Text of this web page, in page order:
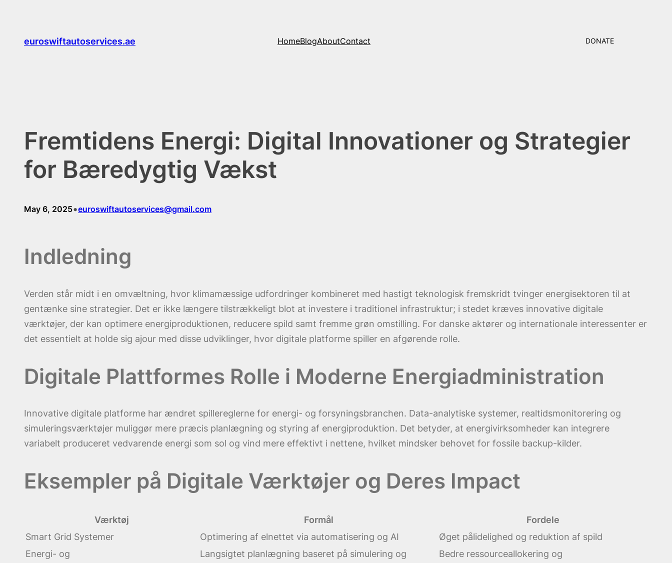
contenteuroswiftautoservices.ae HomeBlogAboutContact DONATE
Fremtidens Energi: Digital Innovationer og Strategier
for Bæredygtig Vækst
May 6, 2025•euroswiftautoservices@gmail.com
Indledning
Verden står midt i en omvæltning, hvor klimamæssige udfordringer kombineret med hastigt teknologisk fremskridt tvinger energisektoren til at
gentænke sine strategier. Det er ikke længere tilstrækkeligt blot at investere i traditionel infrastruktur; i stedet kræves innovative digitale
værktøjer, der kan optimere energiproduktionen, reducere spild samt fremme grøn omstilling. For danske aktører og internationale interessenter er
det essentielt at holde sig ajour med disse udviklinger, hvor digitale platforme spiller en afgørende rolle.
Digitale Plattformes Rolle i Moderne Energiadministration
Innovative digitale platforme har ændret spillereglerne for energi- og forsyningsbranchen. Data-analytiske systemer, realtidsmonitorering og
simuleringsværktøjer muliggør mere præcis planlægning og styring af energiproduktion. Det betyder, at energivirksomheder kan integrere
variabelt produceret vedvarende energi som sol og vind mere effektivt i nettene, hvilket mindsker behovet for fossile backup-kilder.
Eksempler på Digitale Værktøjer og Deres Impact
Værktøj Formål
Fordele
Smart Grid Systemer
Optimering af elnettet via automatisering og AI
Øget pålidelighed og reduktion af spild
Energi- og
Langsigtet planlægning baseret på simulering og
Bedre ressourceallokering og